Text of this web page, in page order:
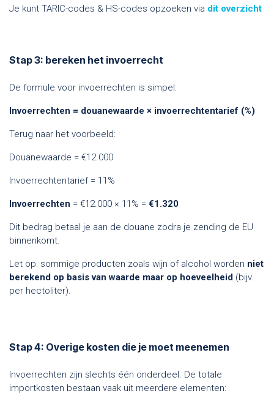
Je kunt TARIC-codes & HS-codes opzoeken via dit overzicht
Stap 3: bereken het invoerrecht
De formule voor invoerrechten is simpel:
Invoerrechten = douanewaarde × invoerrechtentarief (%)
Terug naar het voorbeeld:
Douanewaarde = €12.000
Invoerrechtentarief = 11%
Invoerrechten = €12.000 × 11% = €1.320
Dit bedrag betaal je aan de douane zodra je zending de EU
binnenkomt.
Let op: sommige producten zoals wijn of alcohol worden niet
berekend op basis van waarde maar op hoeveelheid (bijv.
per hectoliter).
Stap 4: Overige kosten die je moet meenemen
Invoerrechten zijn slechts één onderdeel. De totale
importkosten bestaan vaak uit meerdere elementen: